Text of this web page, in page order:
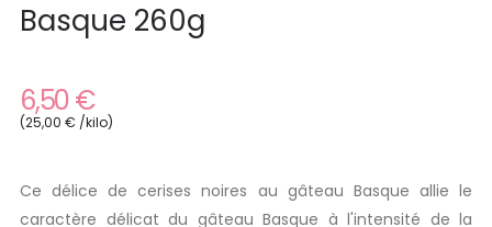
Basque 260g
6,50 €
(25,00 € /kilo)
Ce délice de cerises noires au gâteau Basque allie le
caractère délicat du gâteau Basque à l'intensité de la